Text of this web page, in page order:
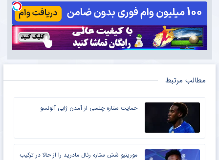
مطالب مرتبط
حمایت ستاره چلسی از آمدن ژابی آلونسو
مورینیو شش ستاره رئال مادرید را از حالا در ترکیب